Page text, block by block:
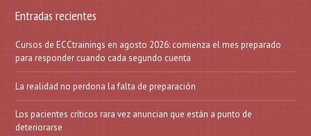
Entradas recientes
Cursos de ECCtrainings en agosto 2026: comienza el mes preparado
para responder cuando cada segundo cuenta
La realidad no perdona la falta de preparación
Los pacientes críticos rara vez anuncian que están a punto de
deteriorarse